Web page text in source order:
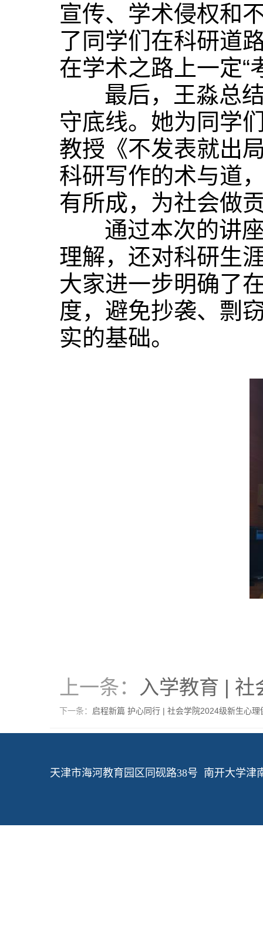
宣传、学术侵权和
了同学们在科研道
在学术之路上一定“
最后，王淼总结
守底线。她为同学
教授《不发表就出
科研写作的术与道
有所成，为社会做
通过本次的讲座
理解，还对科研生
大家进一步明确了
度，避免抄袭、剽
实的基础。
上一条： 入学教育 |
下一条： 启程新篇 护心同行 | 社会学院2024级新生心理
天津市海河教育园区同砚路38号 南开大学